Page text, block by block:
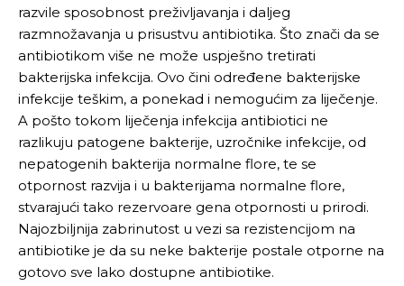
razvile sposobnost preživljavanja i daljeg
razmnožavanja u prisustvu antibiotika. Što znači da se
antibiotikom više ne može uspješno tretirati
bakterijska infekcija. Ovo čini određene bakterijske
infekcije teškim, a ponekad i nemogućim za liječenje.
A pošto tokom liječenja infekcija antibiotici ne
razlikuju patogene bakterije, uzročnike infekcije, od
nepatogenih bakterija normalne flore, te se
otpornost razvija i u bakterijama normalne flore,
stvarajući tako rezervoare gena otpornosti u prirodi.
Najozbiljnija zabrinutost u vezi sa rezistencijom na
antibiotike je da su neke bakterije postale otporne na
gotovo sve lako dostupne antibiotike.